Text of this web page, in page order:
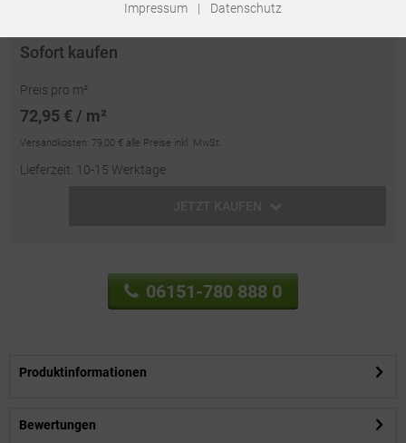
Sofort kaufen
Preis pro m²
72,95 € / m²
Versandkosten: 79,00 € alle Preise inkl. MwSt.
Lieferzeit: 10-15 Werktage
06151-780 888 0
Produktinformationen
Bewertungen
Impressum | Datenschutz